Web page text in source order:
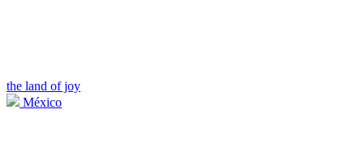
the land of joy
México